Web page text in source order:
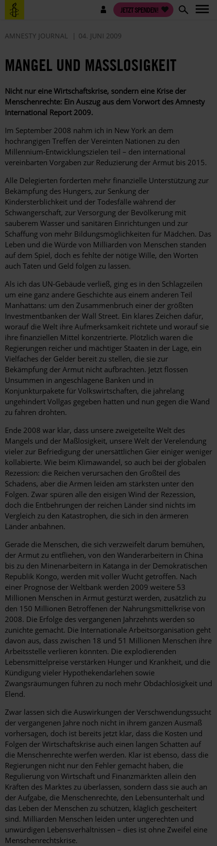
Direkt
zum
Benutzermenü JETZT SPENDEN!
AMNESTY JOURNAL 04. JUNI 2009
MANGEL UND MASSLOSIGKEIT
Nicht nur eine Wirtschaftskrise, sondern eine Krise der
Menschenrechte: Ein Auszug aus dem Vorwort des Amnesty
International Report 2009.
Im September 2008 nahm ich in New York an dem
hochrangigen Treffen der Vereinten Nationen zu den
Millennium-Entwicklungszielen teil – den international
vereinbarten Vorgaben zur Reduzierung der Armut bis 2015.
Alle Delegierten forderten mehr finanzielle Unterstützung zur
Bekämpfung des Hungers, zur Senkung der
Kindersterblichkeit und der Todesfälle während der
Schwangerschaft, zur Versorgung der Bevölkerung mit
sauberem Wasser und sanitären Einrichtungen und zur
Schaffung von mehr Bildungsmöglichkeiten für Mädchen. Das
Leben und die Würde von Milliarden von Menschen standen
auf dem Spiel, doch es fehlte der nötige Wille, den Worten
auch Taten und Geld folgen zu lassen.
Als ich das UN-Gebäude verließ, ging es in den Schlagzeilen
um eine ganz andere Geschichte aus einem anderen Teil
Manhattans: um den Zusammenbruch einer der größten
Investmentbanken der Wall Street. Ein klares Zeichen dafür,
worauf die Welt ihre Aufmerksamkeit richtete und worauf sie
ihre finanziellen Mittel konzentrierte. Plötzlich waren die
Regierungen reicher und mächtiger Staaten in der Lage, ein
Vielfaches der Gelder bereit zu stellen, die sie zur
Bekämpfung der Armut nicht aufbrachten. Jetzt flossen
Unsummen in angeschlagene Banken und in
Konjunkturpakete für Volkswirtschaften, die jahrelang
ungehindert Vollgas gegeben hatten und nun gegen die Wand
zu fahren drohten.
Ende 2008 war klar, dass unsere zweigeteilte Welt des
Mangels und der Maßlosigkeit, unsere Welt der Verelendung
vieler zur Befriedigung der unersättlichen Gier einiger weniger
kollabierte. Wie beim Klimawandel, so auch bei der globalen
Rezession: die Reichen verursachen den Großteil des
Schadens, aber die Armen leiden am stärksten unter den
Folgen. Zwar spüren alle den eisigen Wind der Rezession,
doch die Entbehrungen der reichen Länder sind nichts im
Vergleich zu den Katastrophen, die sich in den ärmeren
Länder anbahnen.
Gerade die Menschen, die sich verzweifelt darum bemühen,
der Armut zu entfliehen, von den Wanderarbeitern in China
bis zu den Minenarbeitern in Katanga in der Demokratischen
Republik Kongo, werden mit voller Wucht getroffen. Nach
einer Prognose der Weltbank werden 2009 weitere 53
Millionen Menschen in Armut gestürzt werden, zusätzlich zu
den 150 Millionen Betroffenen der Nahrungsmittelkrise von
2008. Die Erfolge des vergangenen Jahrzehnts werden so
zunichte gemacht. Die Internationale Arbeitsorganisation geht
davon aus, dass zwischen 18 und 51 Millionen Menschen ihre
Arbeitsstelle verlieren könnten. Die explodierenden
Lebensmittelpreise verstärken Hunger und Krankheit, und die
Kündigung vieler Hypothekendarlehen sowie
Zwangsräumungen führen zu noch mehr Obdachlosigkeit und
Elend.
Zwar lassen sich die Auswirkungen der Verschwendungssucht
der vergangenen Jahre noch nicht in ihrem ganzen Ausmaß
vorhersagen, doch ist bereits jetzt klar, dass die Kosten und
Folgen der Wirtschaftskrise auch einen langen Schatten auf
die Menschenrechte werfen werden. Klar ist ebenso, dass die
Regierungen nicht nur den Fehler gemacht haben, die
Regulierung von Wirtschaft und Finanzmärkten allein den
Kräften des Marktes zu überlassen, sondern dass sie auch an
der Aufgabe, die Menschenrechte, den Lebensunterhalt und
das Leben der Menschen zu schützen, kläglich gescheitert
sind. Milliarden Menschen leiden unter ungerechten und
unwürdigen Lebensverhältnissen – dies ist ohne Zweifel eine
Menschenrechtskrise.